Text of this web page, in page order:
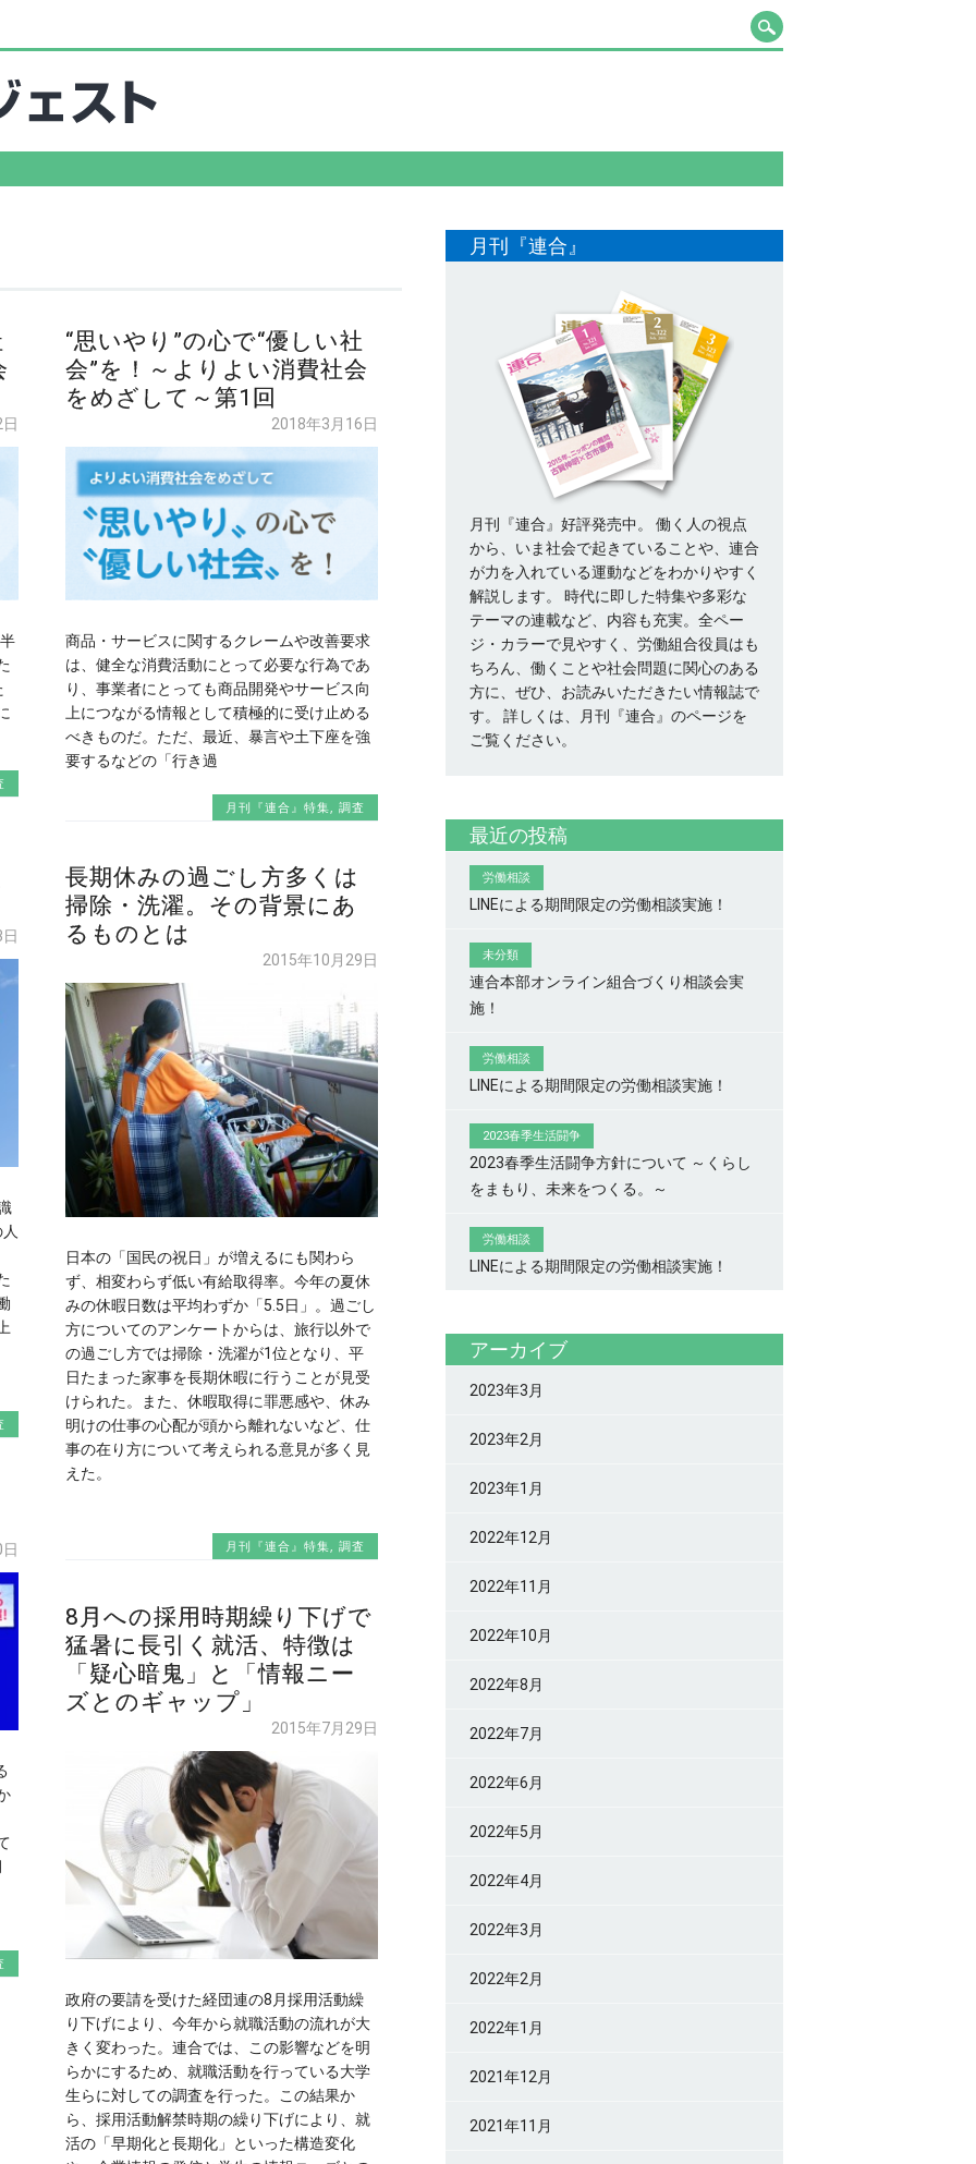
“思いやり”の心で“優しい社
会”を！～よりよい消費社会
をめざして～第1回
2018年3月16日
商品・サービスに関するクレームや改善要求
は、健全な消費活動にとって必要な行為であ
り、事業者にとっても商品開発やサービス向
上につながる情報として積極的に受け止める
べきものだ。ただ、最近、暴言や土下座を強
要するなどの「行き過
月刊『連合』特集 調査
長期休みの過ごし方多くは
掃除・洗濯。その背景にあ
るものとは
2015年10月29日
日本の「国民の祝日」が増えるにも関わら
ず、相変わらず低い有給取得率。今年の夏休
みの休暇日数は平均わずか「5.5日」。過ごし
方についてのアンケートからは、旅行以外で
の過ごし方では掃除・洗濯が1位となり、平
日たまった家事を長期休暇に行うことが見受
けられた。また、休暇取得に罪悪感や、休み
明けの仕事の心配が頭から離れないなど、仕
事の在り方について考えられる意見が多く見
えた。
月刊『連合』特集, 調査
8月への採用時期繰り下げで
猛暑に長引く就活、特徴は
「疑心暗鬼」と「情報ニー
ズとのギャップ」
2015年7月29日
政府の要請を受けた経団連の8月採用活動繰
り下げにより、今年から就職活動の流れが大
きく変わった。連合では、この影響などを明
らかにするため、就職活動を行っている大学
生らに対しての調査を行った。この結果か
ら、採用活動解禁時期の繰り下げにより、就
活の「早期化と長期化」といった構造変化
月刊『連合』
月刊『連合』好評発売中。 働く人の視点
から、いま社会で起きていることや、連合
が力を入れている運動などをわかりやすく
解説します。 時代に即した特集や多彩な
テーマの連載など、内容も充実。全ペー
ジ・カラーで見やすく、労働組合役員はも
ちろん、働くことや社会問題に関心のある
方に、ぜひ、お読みいただきたい情報誌で
す。 詳しくは、月刊『連合』のページを
ご覧ください。
最近の投稿
労働相談
LINEによる期間限定の労働相談実施！
未分類
連合本部オンライン組合づくり相談会実
施！
労働相談
LINEによる期間限定の労働相談実施！
2023春季生活闘争
2023春季生活闘争方針について ～くらし
をまもり、未来をつくる。～
労働相談
LINEによる期間限定の労働相談実施！
アーカイブ
2023年3月
2023年2月
2023年1月
2022年12月
2022年11月
2022年10月
2022年8月
2022年7月
2022年6月
2022年5月
2022年4月
2022年3月
2022年2月
2022年1月
2021年12月
2021年11月